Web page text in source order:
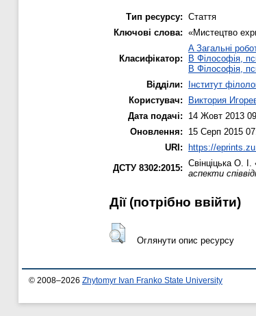
Тип ресурсу: Стаття
Ключові слова: «Мистецтво
Класифікатор:
A Загальні
B Філософія,
B Філософія,
Відділи:
Інститут
Користувач:
Виктория
Дата подачі:
14 Жовт 2013
Оновлення:
15 Серп 2015
URI: https://
ДСТУ 8302:2015: Свінціцька О. І.
аспекти
Дії ​​(потрібно ввійти)
Оглянути опис ресурсу
© 2008–2026 Zhytomyr Ivan Franko State University